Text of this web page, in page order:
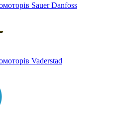
Sauer Danfoss
Vaderstad